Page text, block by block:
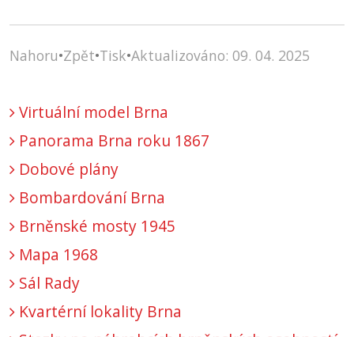
Nahoru•Zpět•Tisk•Aktualizováno: 09. 04. 2025
Virtuální model Brna
Panorama Brna roku 1867
Dobové plány
Bombardování Brna
Brněnské mosty 1945
Mapa 1968
Sál Rady
Kvartérní lokality Brna